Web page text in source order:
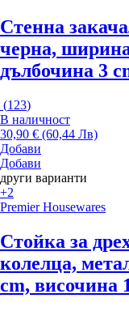
Стенна
черна,
дълбочина 3
(123)
В наличност
30,90 € (60,44 Лв)
Добави
Добави
други варианти
+2
Premier Housewares
Стойка за
колелца,
cm, височина